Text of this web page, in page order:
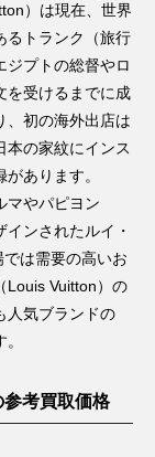
）は現在、世界
るトランク（旅行
ジプトの総督やロ
を受けるまでに成
、初の海外出店は
本の家紋にインス
あります。
マやパピヨン
ンされたルイ・
は需要の高いお
Louis Vuitton）の
人気ブランドの
考買取価格